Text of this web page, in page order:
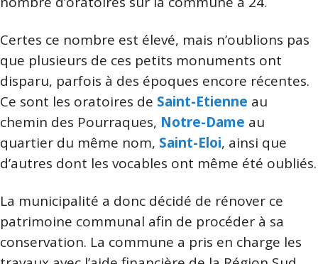
Certes ce nombre est élevé, mais n’oublions pas
que plusieurs de ces petits monuments ont
disparu, parfois à des époques encore récentes.
Ce sont les oratoires de Saint-Etienne au
chemin des Pourraques, Notre-Dame au
quartier du même nom, Saint-Eloi, ainsi que
d’autres dont les vocables ont même été oubliés.
La municipalité a donc décidé de rénover ce
patrimoine communal afin de procéder à sa
conservation. La commune a pris en charge les